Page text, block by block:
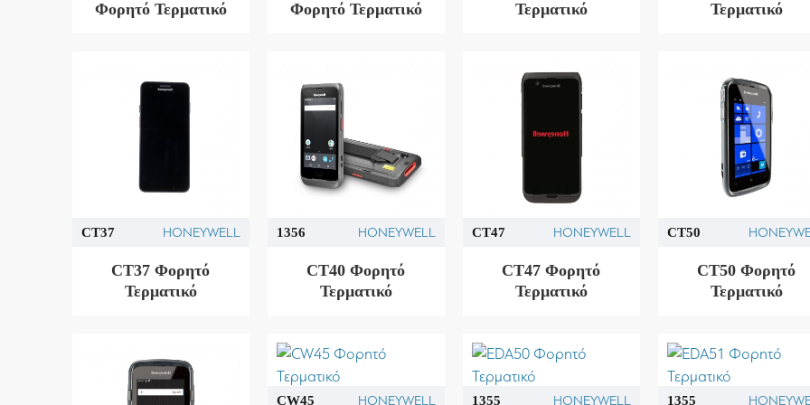
Φορητό Τερματικό
Φορητό Τερματικό
Τερματικό
Τερματικό
CT37 HONEYWELL
CT37 Φορητό
Τερματικό
1356 HONEYWELL
CT40 Φορητό
Τερματικό
CT47 HONEYWELL
CT47 Φορητό
Τερματικό
CT50
CT50 Φορητό
Τερματικό
CW45 HONEYWELL 1355 HONEYWELL 1355